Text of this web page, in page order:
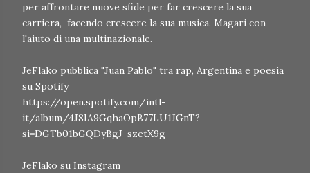
per affrontare nuove sfide per far crescere la sua
carriera, facendo crescere la sua musica. Magari con
l'aiuto di una multinazionale.
JeFlako pubblica "Juan Pablo" tra rap, Argentina e poesia
su Spotify
https://open.spotify.com/intl-
it/album/4J8IA9GqhaOpB77LU1JGnT?
si=DGTb01bGQDyBgJ-szetX9g
JeFlako su Instagram